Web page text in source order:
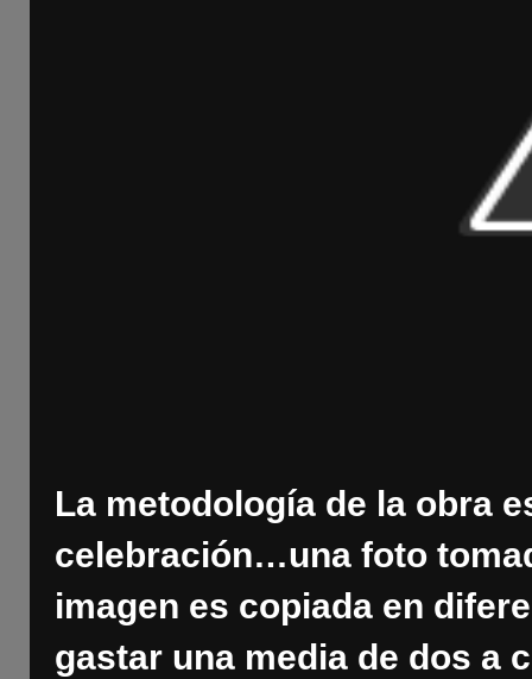
La metodología de la obra
celebración…una foto
imagen es copiada en
gastar una media de dos a